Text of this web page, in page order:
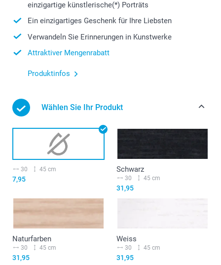
einzigartige künstlerische(*) Porträts
Ein einzigartiges Geschenk für Ihre Liebsten
Verwandeln Sie Erinnerungen in Kunstwerke
Attraktiver Mengenrabatt
Produktinfos
Wählen Sie Ihr Produkt
30 45 cm
7,95
Schwarz
30 45 cm
31,95
Naturfarben
30 45 cm
31,95
Weiss
30 45 cm
31,95